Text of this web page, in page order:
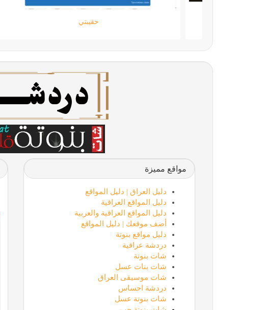
اللمسة الجامحة
مواقع مميزة
دليل العراق | دليل المواقع
دليل المواقع العراقية
دليل المواقع العراقية والعربية
أضف موقعك | دليل المواقع
دليل مواقع بنوتة
دردشة عراقية
شات بنوتة
شات بنات عسل
شات موسيقى العراق
دردشة احساس
شات بنوتة عسل